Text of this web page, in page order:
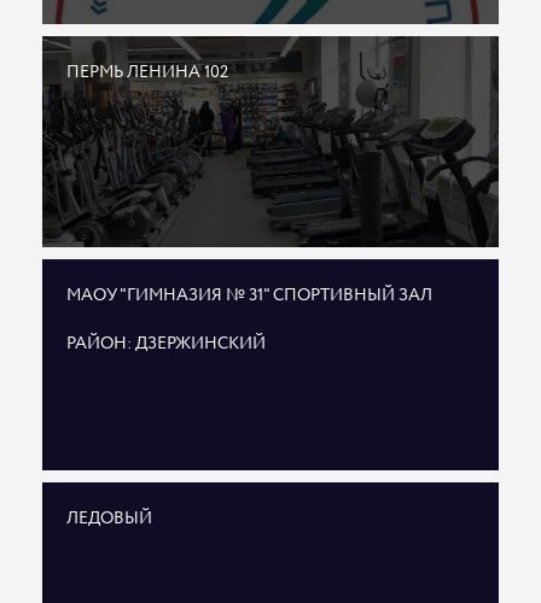
ПЕРМЬ ЛЕНИНА 102
МАОУ "ГИМНАЗИЯ № 31" СПОРТИВНЫЙ ЗАЛ
РАЙОН: ДЗЕРЖИНСКИЙ
ЛЕДОВЫЙ